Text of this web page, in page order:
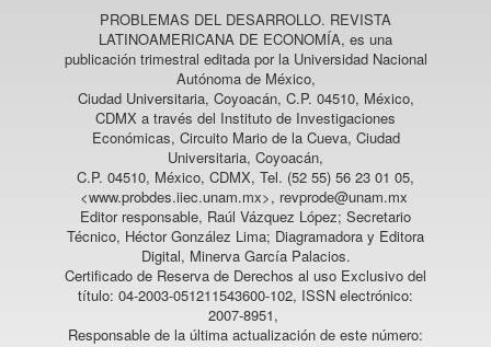
PROBLEMAS DEL DESARROLLO. REVISTA
LATINOAMERICANA DE ECONOMÍA, es una
publicación trimestral editada por la Universidad Nacional
Autónoma de México,
Ciudad Universitaria, Coyoacán, C.P. 04510, México,
CDMX a través del Instituto de Investigaciones
Económicas, Circuito Mario de la Cueva, Ciudad
Universitaria, Coyoacán,
C.P. 04510, México, CDMX, Tel. (52 55) 56 23 01 05,
<www.probdes.iiec.unam.mx>, revprode@unam.mx
Editor responsable, Raúl Vázquez López; Secretario
Técnico, Héctor González Lima; Diagramadora y Editora
Digital, Minerva García Palacios.
Certificado de Reserva de Derechos al uso Exclusivo del
título: 04-2003-051211543600-102, ISSN electrónico:
2007-8951,
Responsable de la última actualización de este número: